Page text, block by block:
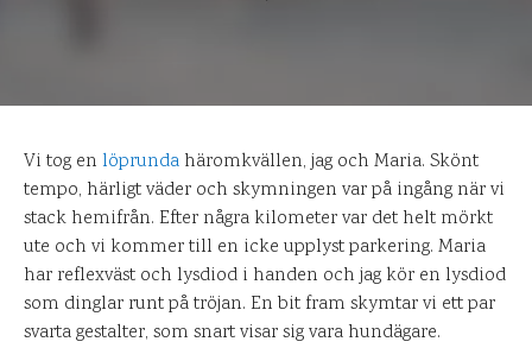
Vi tog en löprunda häromkvällen, jag och Maria. Skönt
tempo, härligt väder och skymningen var på ingång när vi
stack hemifrån. Efter några kilometer var det helt mörkt
ute och vi kommer till en icke upplyst parkering. Maria
har reflexväst och lysdiod i handen och jag kör en lysdiod
som dinglar runt på tröjan. En bit fram skymtar vi ett par
svarta gestalter, som snart visar sig vara hundägare.